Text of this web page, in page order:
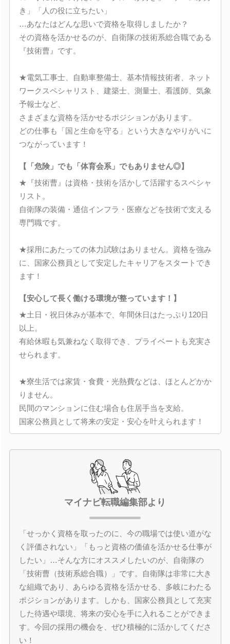
き」「人の役に立ちたい」
…あなたはどんな思いで資格を取得しましたか？
その資格を活かせるのが、自衛隊の技術系総合職である
『技術曹』です。
★電気工事士、自動車整備士、基本情報技術者、ネット
ワークスペシャリスト、建築士、測量士、看護師、気象
予報士など、
さまざまな資格を活かせるポジションがあります。
どの仕事も「国と生命を守る」という大きなやりがいに
つながっています！
【「危険」でも「体育会系」でもありません◎】
★『技術曹』は資格・技術を活かして活躍するスペシャ
リスト。
自衛隊の装備・通信インフラ・医療などを技術で支える
専門職です。
★採用にあたっての体力試験はありません。資格を強み
に、国家公務員として安定したキャリアをスタートでき
ます！
【安心して長く働ける環境が整っています！】
★土日・祝日休みが基本で、年間休日はたっぷり120日
以上。
有給休暇も気兼ねなく取得でき、プライベートも充実さ
せられます。
★寮生活では家賃・食費・光熱費などは、ほとんどかか
りません。
民間のマンションに住む場合も住居手当を支給。
国家公務員として将来の安定・安心を叶えられます！
マイナビ転職編集部より
「せっかく資格を取ったのに、今の職場では使い道がな
く評価されない」「もっと資格の価値を活かせる仕事が
したい」…そんな方にオススメしたいのが、自衛隊の
「技術曹（技術系総合職）」です。自衛隊は非常に大き
な組織であり、あらゆる資格を活かせる、多岐にわたる
ポジションがあります。しかも、国家公務員として充実
した待遇や環境、将来の安心を手に入れることができま
す。今回の採用の機会を、ぜひ積極的に活かしてくださ
い！